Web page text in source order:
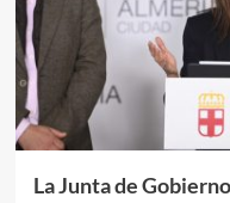
La Junta de